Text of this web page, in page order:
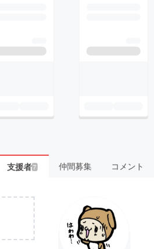
支援者7 仲間募集 コメント